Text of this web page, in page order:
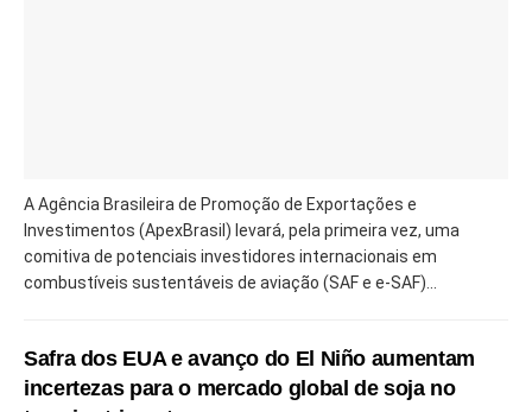
A Agência Brasileira de Promoção de Exportações e
Investimentos (ApexBrasil) levará, pela primeira vez, uma
comitiva de potenciais investidores internacionais em
combustíveis sustentáveis de aviação (SAF e e-SAF)...
Safra dos EUA e avanço do El Niño aumentam
incertezas para o mercado global de soja no